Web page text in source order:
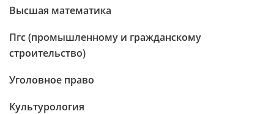
Высшая математика
Пгс (промышленному и гражданскому
строительство)
Уголовное право
Культурология